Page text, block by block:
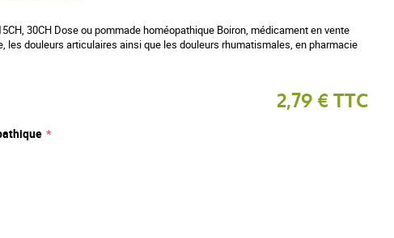
30CH Dose ou pommade homéopathique Boiron, médicament en vente
les douleurs articulaires ainsi que les douleurs rhumatismales, en pharmacie
2,79 € TTC